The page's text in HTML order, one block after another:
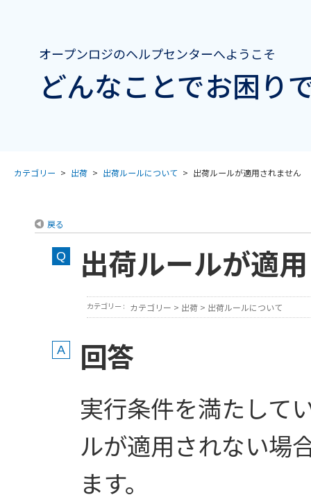
オープンロジのヘルプセンターへようこそ
どんなことでお困り
カテゴリー > 出荷 > 出荷ルールについて > 出荷ルールが適用されません
戻る
出荷ルールが適
カテゴリー : カテゴリー > 出荷 > 出荷ルールについて
回答
実行条件を満たして
ルが適用されない場
ます。